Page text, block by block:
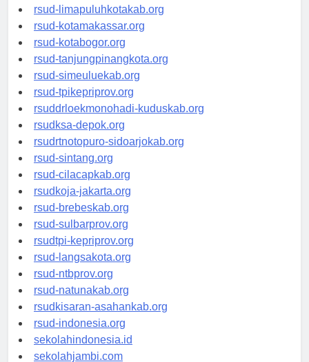
rsud-pasuruankota.org
rsud-limapuluhkotakab.org
rsud-kotamakassar.org
rsud-kotabogor.org
rsud-tanjungpinangkota.org
rsud-simeuluekab.org
rsud-tpikepriprov.org
rsuddrloekmonohadi-kuduskab.org
rsudksa-depok.org
rsudrtnotopuro-sidoarjokab.org
rsud-sintang.org
rsud-cilacapkab.org
rsudkoja-jakarta.org
rsud-brebeskab.org
rsud-sulbarprov.org
rsudtpi-kepriprov.org
rsud-langsakota.org
rsud-ntbprov.org
rsud-natunakab.org
rsudkisaran-asahankab.org
rsud-indonesia.org
sekolahindonesia.id